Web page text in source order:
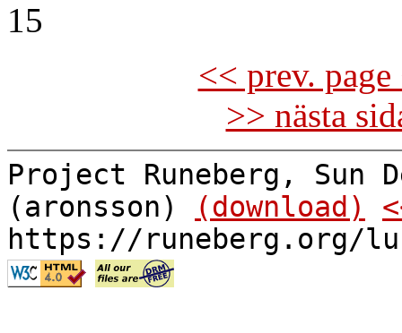
15
<< prev.
>> nästa
Project Runeberg, Sun
(aronsson)
(download)
https://runeberg.org/